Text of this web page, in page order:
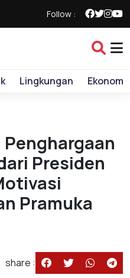
Follow :
Lingkungan Ekonomi
Penghargaan
Presiden
Pramuka
share :